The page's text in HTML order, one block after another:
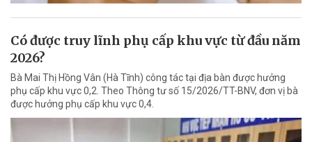
Có được truy lĩnh phụ cấp khu vực từ đầu năm
2026?
Bà Mai Thị Hồng Vân (Hà Tĩnh) công tác tại địa bàn được hưởng
phụ cấp khu vực 0,2. Theo Thông tư số 15/2026/TT-BNV, đơn vị bà
được hưởng phụ cấp khu vực 0,4.